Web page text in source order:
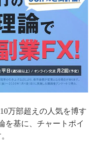
万部超えの人気を博す
を基に、チャートポイ